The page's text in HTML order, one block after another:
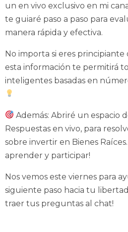
un en vivo exclusivo en mi
te guiaré paso a paso para
manera rápida y efectiva.
No importa si eres principiante
esta información te permitirá
inteligentes basadas en
Además: Abriré un espacio
Respuestas en vivo, para
sobre invertir en Bienes
aprender y participar!
Nos vemos este viernes para
siguiente paso hacia tu
traer tus preguntas al chat!